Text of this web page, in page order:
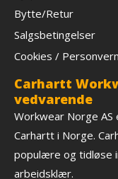
Bytte/Retur
Salgsbetingelser
Cookies / Personvern
Carhartt
vedvarende
Workwear Norge
Carhartt i Norge.
populære og tidløse
arbeidsklær.